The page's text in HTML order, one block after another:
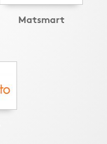
Matsmart